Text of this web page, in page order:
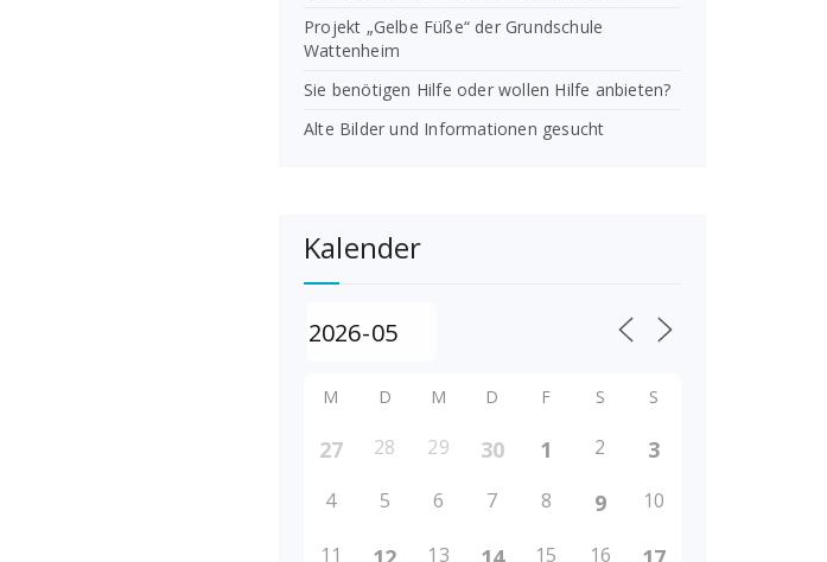
Projekt „Gelbe Füße“ der Grundschule
Wattenheim
Sie benötigen Hilfe oder wollen Hilfe anbieten?
Alte Bilder und Informationen gesucht
Kalender
M D M D F S S
27 28 29 30 1 2 3
4 5 6 7 8 9 10
11 13 15 16